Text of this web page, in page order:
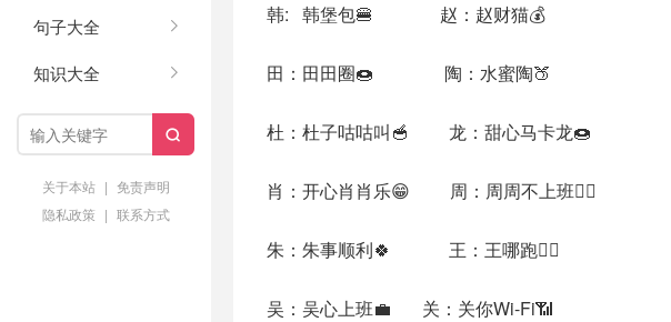
句子大全
知识大全

关于本站 | 免责声明
隐私政策 | 联系方式
韩: 韩堡包🍔 赵：赵财猫💰
田：田田圈🍩 陶：水蜜陶🍑
杜：杜子咕咕叫🥣 龙：甜心马卡龙🍩
肖：开心肖肖乐😁 周：周周不上班✌🏻
朱：朱事顺利🍀 王：王哪跑⛹🏻
吴：吴心上班💼 关：关你Wi-Fi📶